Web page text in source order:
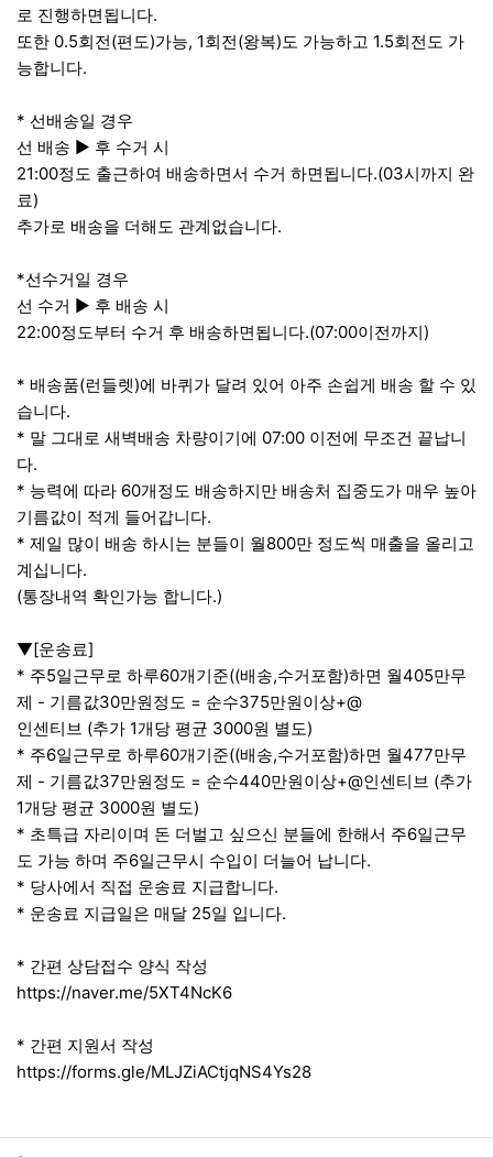
로 진행하면됩니다.
또한 0.5회전(편도)가능, 1회전(왕복)도 가능하고 1.5회전도 가
능합니다.
* 선배송일 경우
선 배송 ▶ 후 수거 시
21:00정도 출근하여 배송하면서 수거 하면됩니다.(03시까지 완
료)
추가로 배송을 더해도 관계없습니다.
*선수거일 경우
선 수거 ▶ 후 배송 시
22:00정도부터 수거 후 배송하면됩니다.(07:00이전까지)
* 배송품(런들렛)에 바퀴가 달려 있어 아주 손쉽게 배송 할 수 있
습니다.
* 말 그대로 새벽배송 차량이기에 07:00 이전에 무조건 끝납니
다.
* 능력에 따라 60개정도 배송하지만 배송처 집중도가 매우 높아
기름값이 적게 들어갑니다.
* 제일 많이 배송 하시는 분들이 월800만 정도씩 매출을 올리고
계십니다.
(통장내역 확인가능 합니다.)
▼[운송료]
* 주5일근무로 하루60개기준((배송,수거포함)하면 월405만무
제 - 기름값30만원정도 = 순수375만원이상+@
인센티브 (추가 1개당 평균 3000원 별도)
* 주6일근무로 하루60개기준((배송,수거포함)하면 월477만무
제 - 기름값37만원정도 = 순수440만원이상+@인센티브 (추가
1개당 평균 3000원 별도)
* 초특급 자리이며 돈 더벌고 싶으신 분들에 한해서 주6일근무
도 가능 하며 주6일근무시 수입이 더늘어 납니다.
* 당사에서 직접 운송료 지급합니다.
* 운송료 지급일은 매달 25일 입니다.
* 간편 상담접수 양식 작성
https://naver.me/5XT4NcK6
* 간편 지원서 작성
https://forms.gle/MLJZiACtjqNS4Ys28